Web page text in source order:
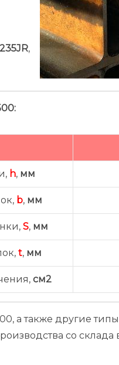
,
h, мм
b, мм
S, мм
t, мм
см2
а также другие
со